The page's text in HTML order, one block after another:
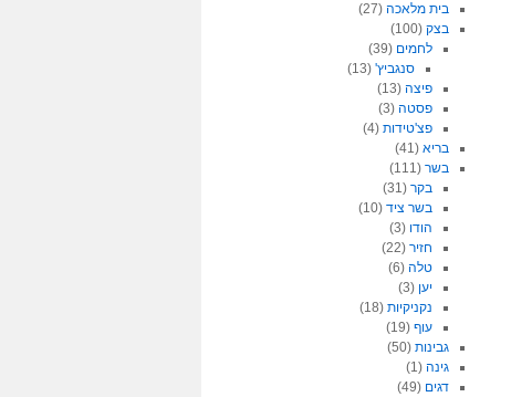
בית מלאכה(27)
בצק(100)
לחמים (39)
סנגביץ'(13)
פיצה (13)
פסטה (3)
פצ'טידות (4)
בריא(41)
בשר(111)
בקר (31)
בשר ציד (10)
הודו (3)
חזיר (22)
טלה (6)
יען (3)
נקניקיות (18)
עוף (19)
גבינות(50)
גינה(1)
דגים (49)